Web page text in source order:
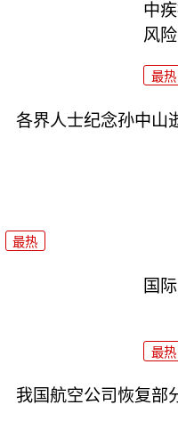
中
风险
最热
各界人士纪念孙中山
最热
国
最热
我国航空公司恢复部